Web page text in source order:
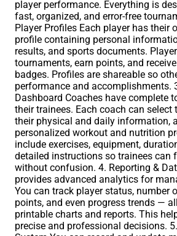
player performance. Everything is
fast, organized, and error-free
Player Profiles Each player has their
profile containing personal
results, and sports documents.
tournaments, earn points, and
badges. Profiles are shareable so
performance and accomplishments.
Dashboard Coaches have complete
their trainees. Each coach can select
their physical and daily information,
personalized workout and nutrition
include exercises, equipment,
detailed instructions so trainees can
without confusion. 4. Reporting &
provides advanced analytics for
You can track player status, number
points, and even progress trends —
printable charts and reports. This
precise and professional decisions.